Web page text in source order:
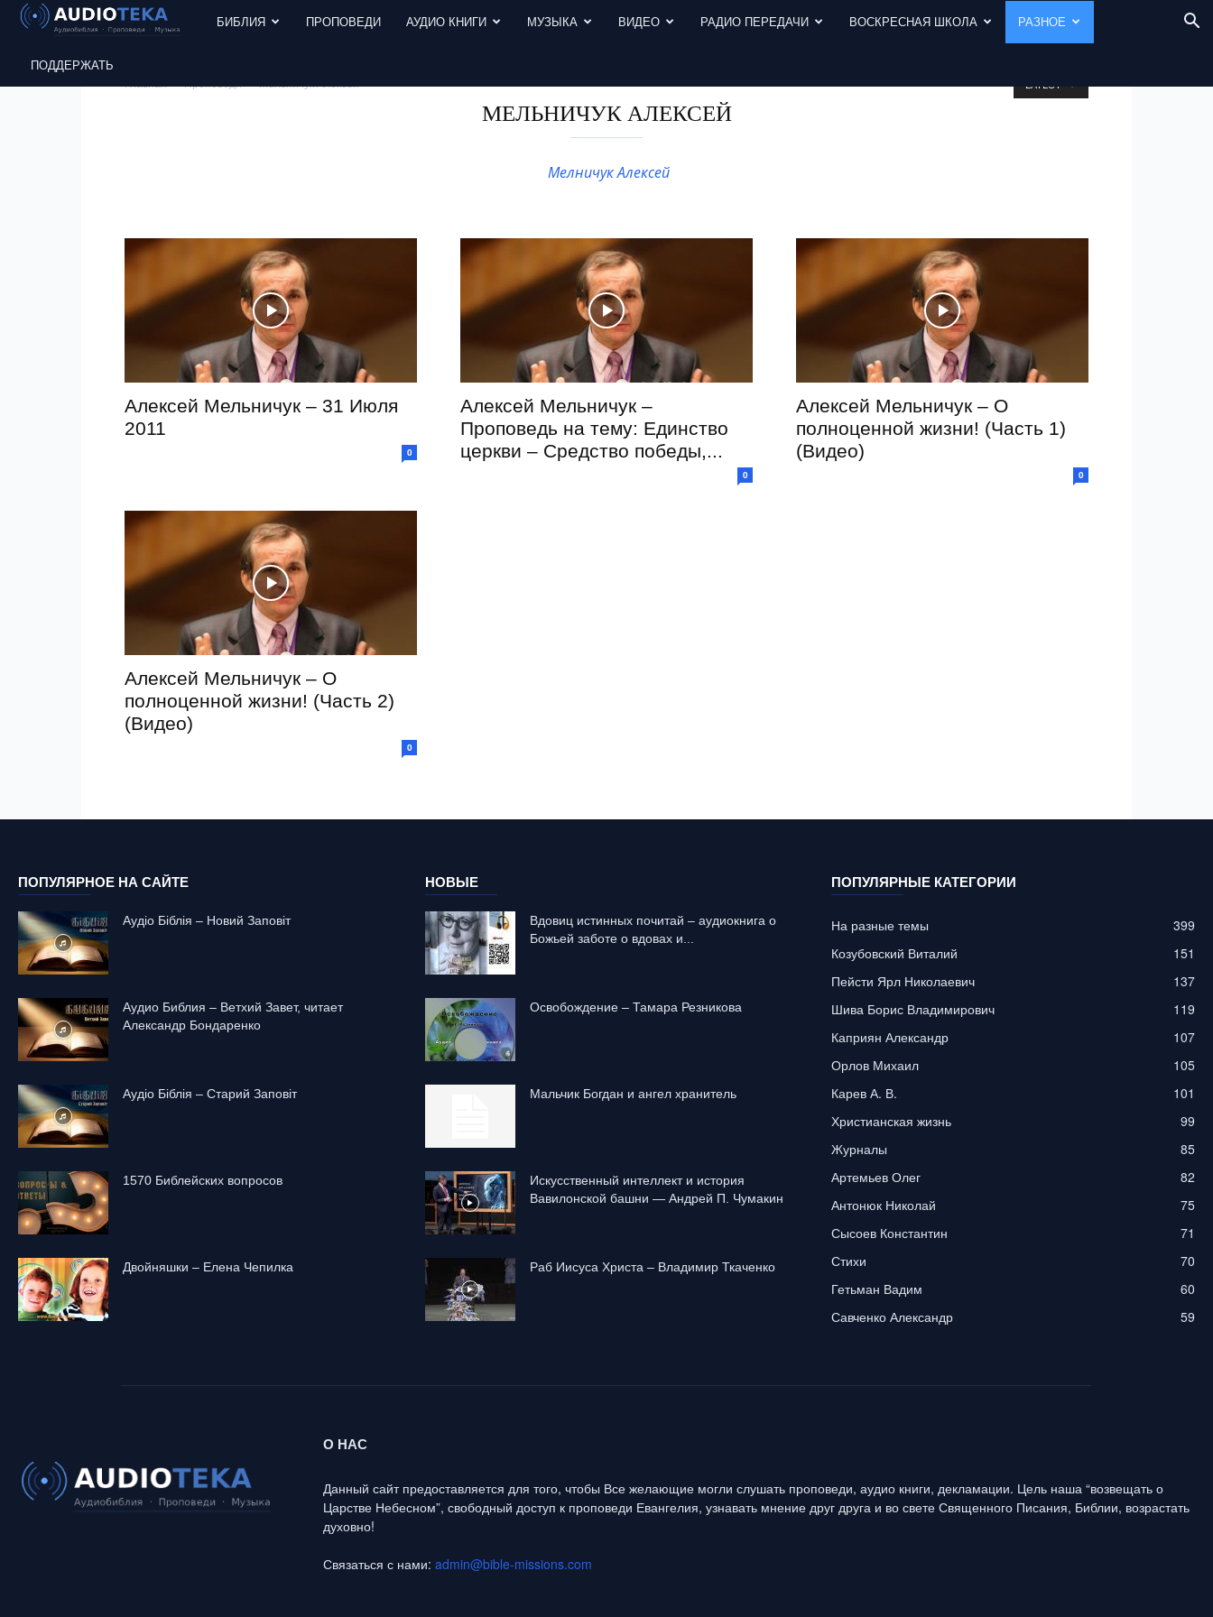
БИБЛИЯ ПРОПОВЕДИ АУДИО КНИГИ МУЗЫКА ВИДЕО РАДИО ПЕРЕДАЧИ ВОСКРЕСНАЯ ШКОЛА РАЗНОЕ
ПОДДЕРЖАТЬ
МЕЛЬНИЧУК АЛЕКСЕЙ
Мелничук Алексей
LATEST
Алексей Мельничук – 31 Июля
2011
0
Алексей Мельничук –
Проповедь на тему: Единство
церкви – Средство победы,...
0
Алексей Мельничук – О
полноценной жизни! (Часть 1)
(Видео)
0
Алексей Мельничук – О
полноценной жизни! (Часть 2)
(Видео)
0
ПОПУЛЯРНОЕ НА САЙТЕ
Аудіо Біблія – Новий Заповіт
Аудио Библия – Ветхий Завет, читает
Александр Бондаренко
Аудіо Біблія – Старий Заповіт
1570 Библейских вопросов
Двойняшки – Елена Чепилка
НОВЫЕ
Вдовиц истинных почитай – аудиокнига о
Божьей заботе о вдовах и...
Освобождение – Тамара Резникова
Mальчик Богдан и ангел хранитель
Искусственный интеллект и история
Вавилонской башни — Андрей П. Чумакин
Раб Иисуса Христа – Владимир Ткаченко
ПОПУЛЯРНЫЕ КАТЕГОРИИ
На разные темы
399
Козубовский Виталий
151
Пейсти Ярл Николаевич
137
Шива Борис Владимирович
119
Каприян Александр
107
Орлов Михаил
105
Карев А. В.
101
Христианская жизнь
99
Журналы
85
Артемьев Олег
82
Антонюк Николай
75
Сысоев Константин
71
Стихи
70
Гетьман Вадим
60
Савченко Александр
59
О НАС
Данный сайт предоставляется для того, чтобы Все желающие могли слушать проповеди, аудио книги, декламации. Цель наша “возвещать о
Царстве Небесном”, свободный доступ к проповеди Евангелия, узнавать мнение друг друга и во свете Священного Писания, Библии, возрастать
духовно!
Связаться с нами: admin@bible-missions.com